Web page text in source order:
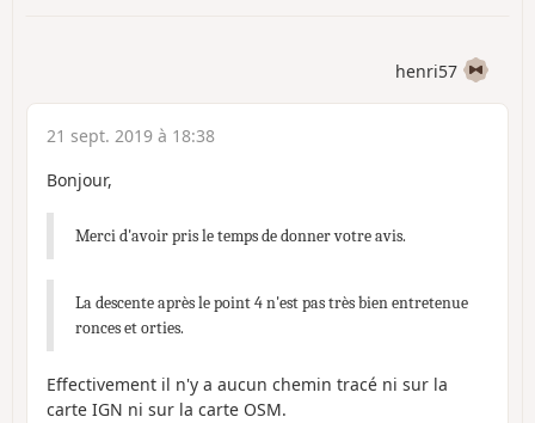
henri57
21 sept. 2019 à 18:38
Bonjour,
Merci d'avoir pris le temps de donner votre avis.
La descente après le point 4 n'est pas très bien entretenue
ronces et orties.
Effectivement il n'y a aucun chemin tracé ni sur la
carte IGN ni sur la carte OSM.